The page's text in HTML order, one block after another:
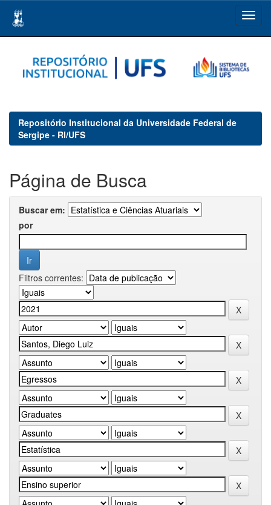
navigation
Repositório Institucional da Universidade Federal de
Sergipe - RI/UFS
Página de Busca
Buscar em:
por
Filtros correntes: